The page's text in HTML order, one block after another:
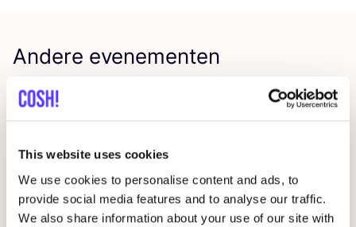
This website uses cookies
We use cookies to personalise content and ads, to
provide social media features and to analyse our traffic.
We also share information about your use of our site with
Andere evenementen